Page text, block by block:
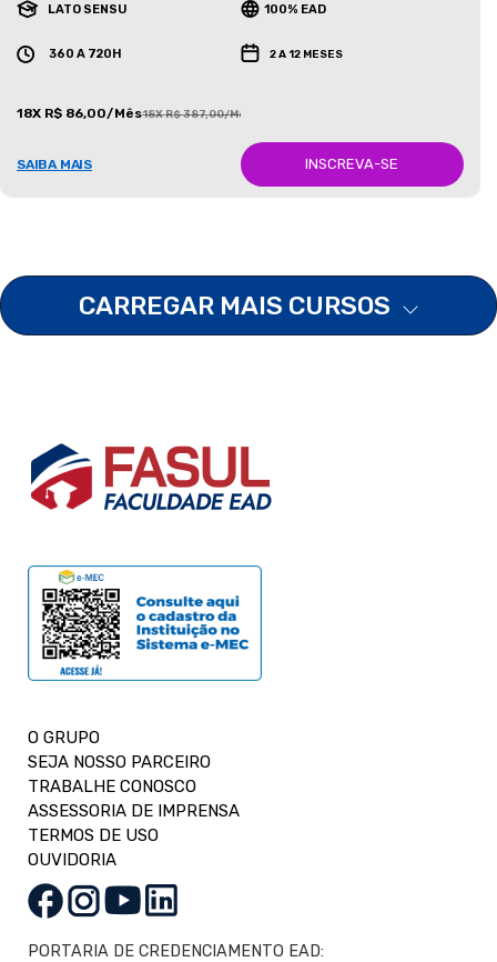
LATO SENSU 100% EAD
360 A 720H 2 A 12 MESES
18X R$ 86,00/Mês18X R$ 387,00/Mês
SAIBA MAIS INSCREVA-SE
CARREGAR MAIS CURSOS
O GRUPO
SEJA NOSSO PARCEIRO
TRABALHE CONOSCO
ASSESSORIA DE IMPRENSA
TERMOS DE USO
OUVIDORIA
PORTARIA DE CREDENCIAMENTO EAD: